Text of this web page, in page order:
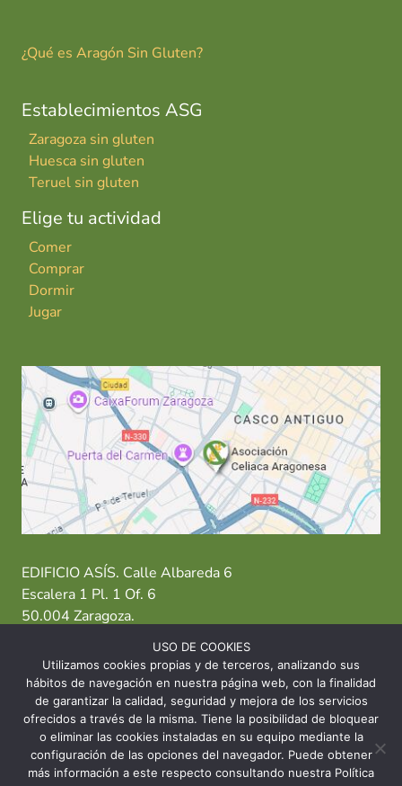
¿Qué es Aragón Sin Gluten?
Establecimientos ASG
Zaragoza sin gluten
Huesca sin gluten
Teruel sin gluten
Elige tu actividad
Comer
Comprar
Dormir
Jugar
EDIFICIO ASÍS. Calle Albareda 6
Escalera 1 Pl. 1 Of. 6
50.004 Zaragoza.
T: 976 484 949 M: 635 638 563
Sede Zaragoza·Sede Huesca· Sede Teruel
USO DE COOKIES
Utilizamos cookies propias y de terceros, analizando sus
hábitos de navegación en nuestra página web, con la finalidad
de garantizar la calidad, seguridad y mejora de los servicios
ofrecidos a través de la misma. Tiene la posibilidad de bloquear
o eliminar las cookies instaladas en su equipo mediante la
configuración de las opciones del navegador. Puede obtener
más información a este respecto consultando nuestra Política